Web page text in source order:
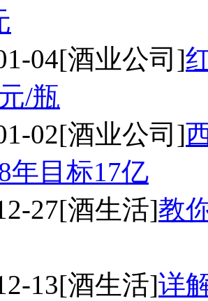
04[酒业公司]
/瓶
02[酒业公司]
年目标17亿
27[酒生活]教
13[酒生活]详